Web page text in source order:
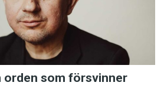
orden som försvinner